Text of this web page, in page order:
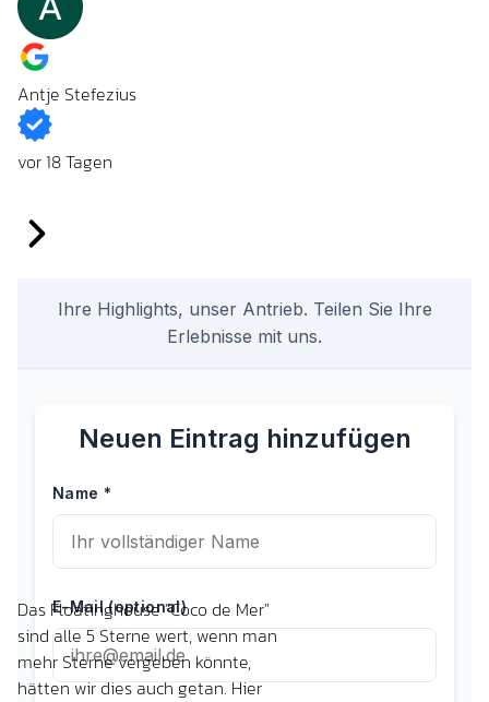
Antje Stefezius
vor 18 Tagen
Das Floatinghouse "Coco de Mer"
sind alle 5 Sterne wert, wenn man
mehr Sterne vergeben könnte,
hätten wir dies auch getan. Hier